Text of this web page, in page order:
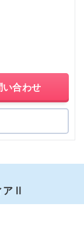
い合わせ
アⅡ